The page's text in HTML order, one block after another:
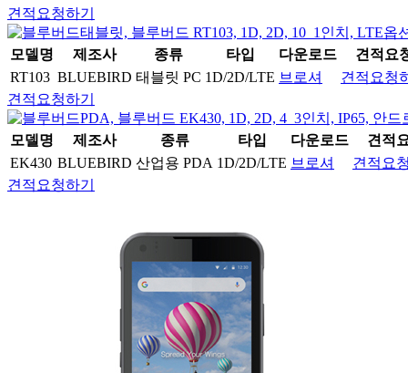
견적요청하기
모델명 제조사 종류 타입 다운로드
견적요
RT103 BLUEBIRD 태블릿 PC 1D/2D/LTE 브로셔
견적요청
견적요청하기
모델명 제조사 종류 타입 다운로드
견적
EK430 BLUEBIRD 산업용 PDA 1D/2D/LTE 브로셔
견적요
견적요청하기